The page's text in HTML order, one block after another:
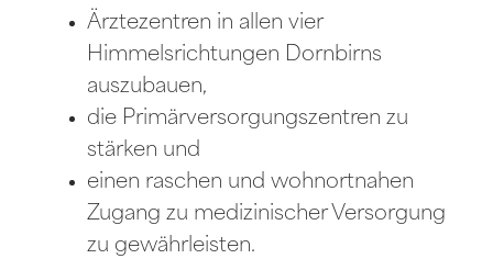
Ärztezentren in allen vier
Himmelsrichtungen Dornbirns
auszubauen,
die Primärversorgungszentren zu
stärken und
einen raschen und wohnortnahen
Zugang zu medizinischer Versorgung
zu gewährleisten.